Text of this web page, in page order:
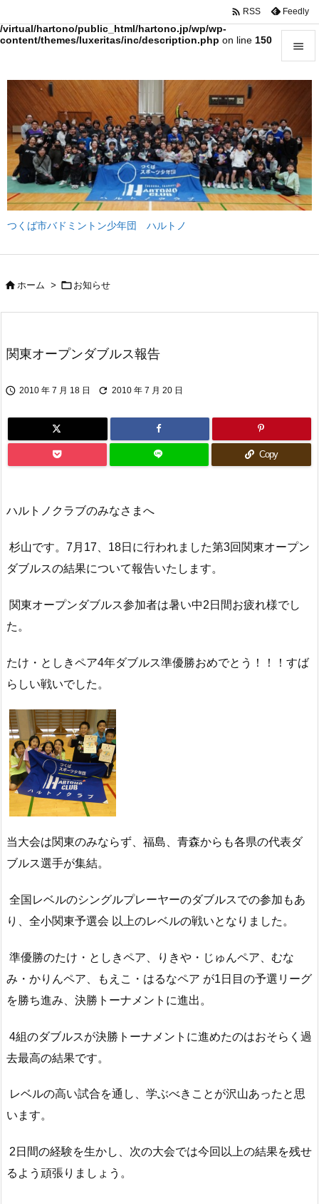
: Trying to access array offset on value of type bool in
/virtual/hartono/public_html/hartono.jp/wp/wp-
content/themes/luxeritas/inc/description.php on line 150
つくば市バドミントン少年団 ハルトノ


サイド

前へ

次へ
 RSS Feedly
ホーム >  お知らせ
関東オープンダブルス報告
 2010 年 7 月 18 日  2010 年 7 月 20 日
Copy
ハルトノクラブのみなさまへ
杉山です。7月17、18日に行われました第3回関東オープン
ダブルスの結果について報告いたします。
関東オープンダブルス参加者は暑い中2日間お疲れ様でし
た。
たけ・としきペア4年ダブルス準優勝おめでとう！！！すば
らしい戦いでした。
当大会は関東のみならず、福島、青森からも各県の代表ダ
ブルス選手が集結。
全国レベルのシングルプレーヤーのダブルスでの参加もあ
り、全小関東予選会 以上のレベルの戦いとなりました。
準優勝のたけ・としきペア、りきや・じゅんペア、むな
み・かりんペア、もえこ・はるなペア が1日目の予選リーグ
を勝ち進み、決勝トーナメントに進出。
4組のダブルスが決勝トーナメントに進めたのはおそらく過
去最高の結果です。
レベルの高い試合を通し、学ぶべきことが沢山あったと思
います。
2日間の経験を生かし、次の大会では今回以上の結果を残せ
るよう頑張りましょう。